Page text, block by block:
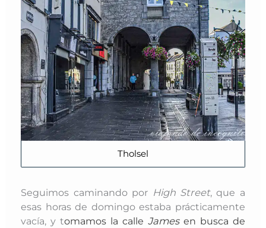
Tholsel
Seguimos caminando por High Street, que a
esas horas de domingo estaba prácticamente
vacía, y tomamos la calle James en busca de